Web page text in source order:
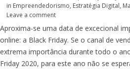
in Empreendedorismo, Estratégia Digital,
Leave a comment
Aproxima-se uma data de excecional
online: a Black Friday. Se o canal de
extrema importância durante todo o
Friday 2020, para este ano não se